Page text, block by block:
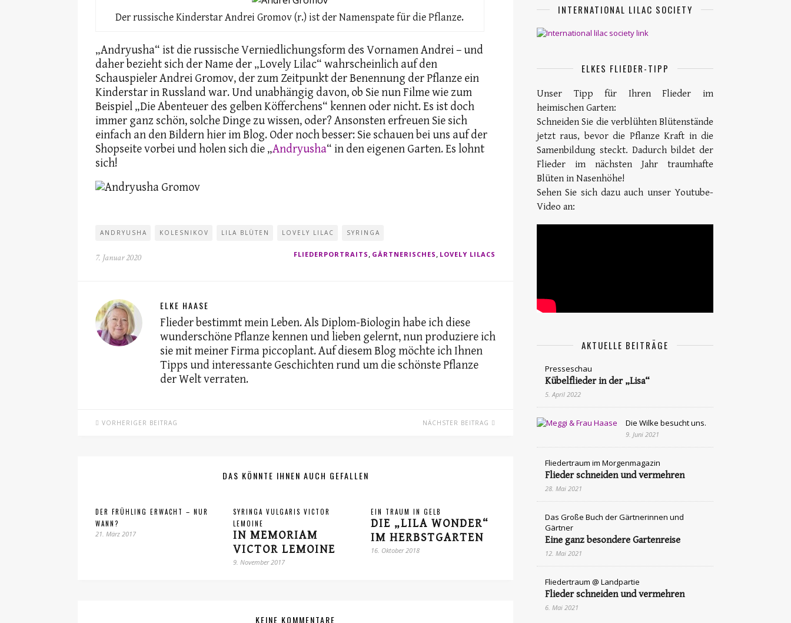
Der russische Kinderstar Andrei Gromov (r.) ist der Namenspate für die Pflanze.
„Andryusha“ ist die russische Verniedlichungsform des Vornamen Andrei – und
daher bezieht sich der Name der „Lovely Lilac“ wahrscheinlich auf den
Schauspieler Andrei Gromov, der zum Zeitpunkt der Benennung der Pflanze ein
Kinderstar in Russland war. Und unabhängig davon, ob Sie nun Filme wie zum
Beispiel „Die Abenteuer des gelben Köfferchens“ kennen oder nicht. Es ist doch
immer ganz schön, solche Dinge zu wissen, oder? Ansonsten erfreuen Sie sich
einfach an den Bildern hier im Blog. Oder noch besser: Sie schauen bei uns auf der
Shopseite vorbei und holen sich die „Andryusha“ in den eigenen Garten. Es lohnt
sich!
ANDRYUSHA KOLESNIKOV LILA BLÜTEN LOVELY LILAC SYRINGA
7. Januar 2020 FLIEDERPORTRAITS , GÄRTNERISCHES , LOVELY LILACS
ELKE HAASE
Flieder bestimmt mein Leben. Als Diplom-Biologin habe ich diese
wunderschöne Pflanze kennen und lieben gelernt, nun produziere ich
sie mit meiner Firma piccoplant. Auf diesem Blog möchte ich Ihnen
Tipps und interessante Geschichten rund um die schönste Pflanze
der Welt verraten.
VORHERIGER BEITRAG NÄCHSTER BEITRAG
DAS KÖNNTE IHNEN AUCH GEFALLEN
DER FRÜHLING ERWACHT – NUR
WANN?
21. März 2017
SYRINGA VULGARIS VICTOR
LEMOINE
IN MEMORIAM
VICTOR LEMOINE
9. November 2017
EIN TRAUM IN GELB
DIE „LILA WONDER“
IM HERBSTGARTEN
16. Oktober 2018
KEINE KOMMENTARE
INTERNATIONAL LILAC SOCIETY
ELKES FLIEDER-TIPP
Unser Tipp für Ihren Flieder im
heimischen Garten:
Schneiden Sie die verblühten Blütenstände
jetzt raus, bevor die Pflanze Kraft in die
Samenbildung steckt. Dadurch bildet der
Flieder im nächsten Jahr traumhafte
Blüten in Nasenhöhe!
Sehen Sie sich dazu auch unser Youtube-
Video an:
AKTUELLE BEITRÄGE
Presseschau
Kübelflieder in der „Lisa“
5. April 2022
Die Wilke besucht uns.
9. Juni 2021
Fliedertraum im Morgenmagazin
Flieder schneiden und vermehren
28. Mai 2021
Das Große Buch der Gärtnerinnen und
Gärtner
Eine ganz besondere Gartenreise
12. Mai 2021
Fliedertraum @ Landpartie
Flieder schneiden und vermehren
6. Mai 2021